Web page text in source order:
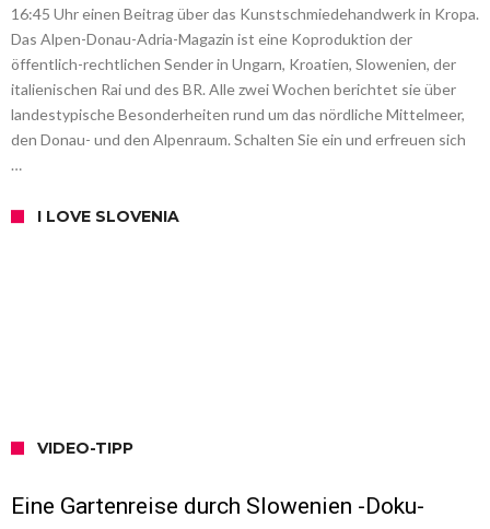
16:45 Uhr einen Beitrag über das Kunstschmiedehandwerk in Kropa.
Das Alpen-Donau-Adria-Magazin ist eine Koproduktion der
öffentlich-rechtlichen Sender in Ungarn, Kroatien, Slowenien, der
italienischen Rai und des BR. Alle zwei Wochen berichtet sie über
landestypische Besonderheiten rund um das nördliche Mittelmeer,
den Donau- und den Alpenraum. Schalten Sie ein und erfreuen sich
…
I LOVE SLOVENIA
VIDEO-TIPP
Eine Gartenreise durch Slowenien -Doku-